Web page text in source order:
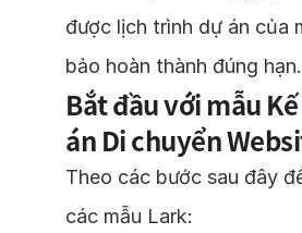
được lịch trình dự án của
bảo hoàn thành đúng hạn.
Bắt đầu với mẫu
án Di chuyển
Theo các bước sau đây
các mẫu Lark: